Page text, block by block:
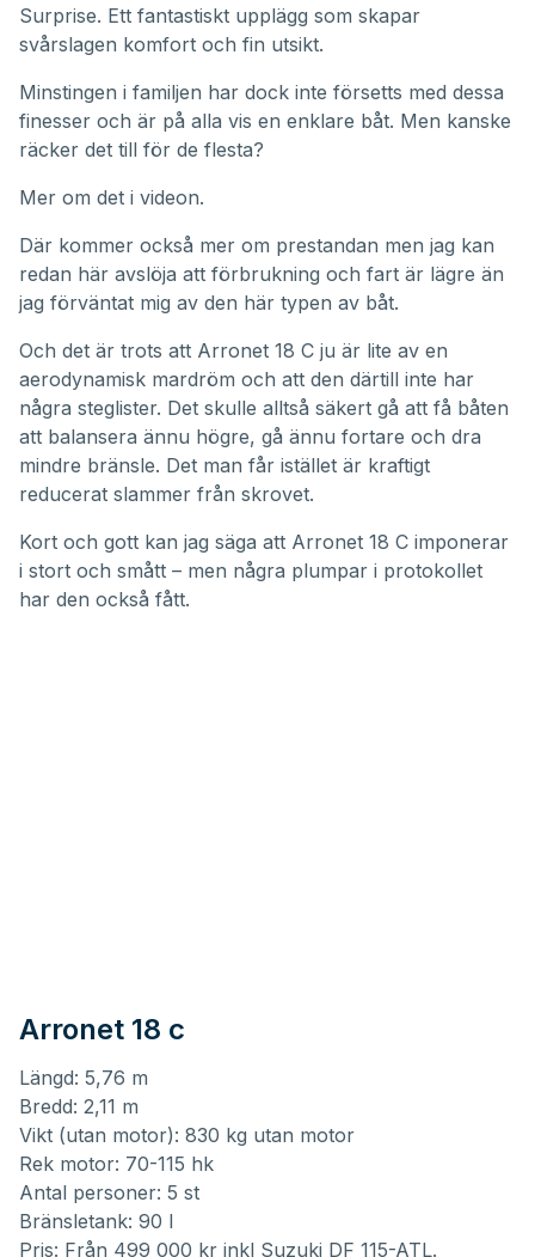
Surprise. Ett fantastiskt upplägg som skapar
svårslagen komfort och fin utsikt.
Minstingen i familjen har dock inte försetts med dessa
finesser och är på alla vis en enklare båt. Men kanske
räcker det till för de flesta?
Mer om det i videon.
Där kommer också mer om prestandan men jag kan
redan här avslöja att förbrukning och fart är lägre än
jag förväntat mig av den här typen av båt.
Och det är trots att Arronet 18 C ju är lite av en
aerodynamisk mardröm och att den därtill inte har
några steglister. Det skulle alltså säkert gå att få båten
att balansera ännu högre, gå ännu fortare och dra
mindre bränsle. Det man får istället är kraftigt
reducerat slammer från skrovet.
Kort och gott kan jag säga att Arronet 18 C imponerar
i stort och smått – men några plumpar i protokollet
har den också fått.
Arronet 18 c
Längd: 5,76 m
Bredd: 2,11 m
Vikt (utan motor): 830 kg utan motor
Rek motor: 70-115 hk
Antal personer: 5 st
Bränsletank: 90 l
Pris: Från 499 000 kr inkl Suzuki DF 115-ATL.